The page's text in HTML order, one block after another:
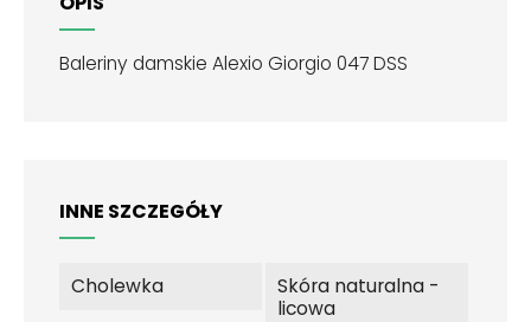
Baleriny damskie Alexio Giorgio 047 DSS
INNE SZCZEGÓŁY
Cholewka
Skóra naturalna -
licowa